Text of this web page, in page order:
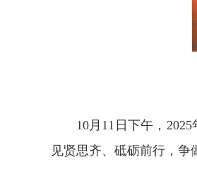
10月11日下午，
见贤思齐、砥砺前行，争